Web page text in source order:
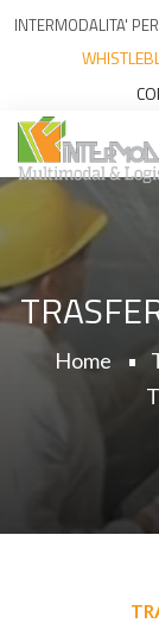
INTERMODALITA'
Home